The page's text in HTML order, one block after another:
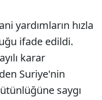
yardımların hızla
ifade edildi.
karar
Suriye'nin
saygı